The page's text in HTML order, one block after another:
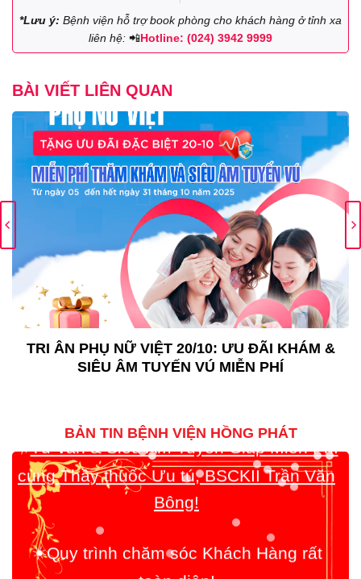
*Lưu ý: Bệnh viện hỗ trợ book phòng cho khách hàng ở tỉnh xa
liên hệ: 📲Hotline: (024) 3942 9999
BÀI VIẾT LIÊN QUAN
TRI ÂN PHỤ NỮ VIỆT 20/10: ƯU ĐÃI KHÁM &
SIÊU ÂM TUYẾN VÚ MIỄN PHÍ
BẢN TIN BỆNH VIỆN HỒNG PHÁT
Tư vấn & Siêu Âm Tuyến Giáp Miễn Phí
Bông!
☀️Quy trình chăm sóc Khách Hàng rất
toàn diện!
☀️Chúng tôi coi trọng việc tận tâm giúp đỡ